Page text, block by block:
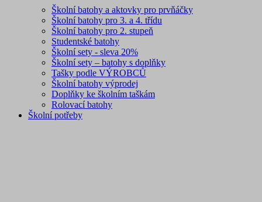
Školní batohy a aktovky pro prvňáčky
Školní batohy pro 3. a 4. třídu
Školní batohy pro 2. stupeň
Studentské batohy
Školní sety - sleva 20%
Školní sety – batohy s doplňky
Tašky podle VÝROBCŮ
Školní batohy výprodej
Doplňky ke školním taškám
Rolovací batohy
Školní potřeby